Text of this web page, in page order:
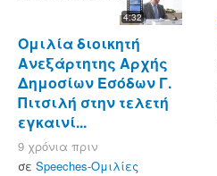
4:32
Ομιλία διοικητή
Ανεξάρτητης Αρχής
Δημοσίων Εσόδων Γ.
Πιτσιλή στην τελετή
εγκαινί...
9 χρόνια πριν
σε Speeches-Ομιλίες